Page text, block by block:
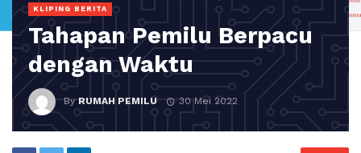
KLIPING BERITA
Tahapan Pemilu Berpacu
dengan Waktu
ByRUMAH PEMILU 30 Mei 2022